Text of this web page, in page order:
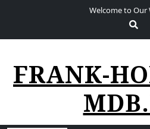
Welcome to Our
FRANK-